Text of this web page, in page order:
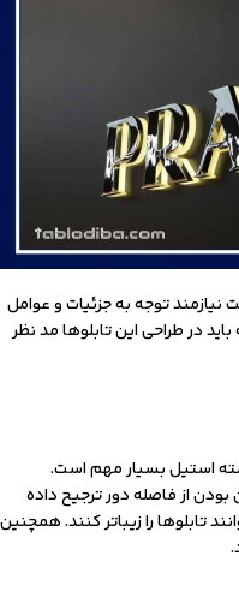
توجه به جزئیات و عوامل
در طراحی این تابلوها مد نظر
استیل بسیار مهم است.
از فاصله دور ترجیح داده
تابلوها را زیباتر کنند. همچنین